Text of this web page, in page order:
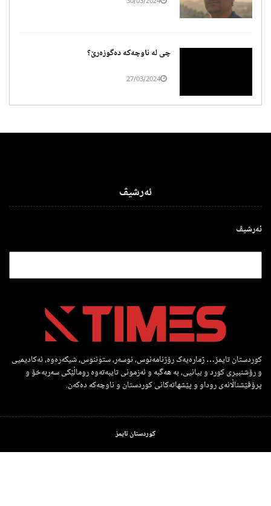
چی لە ناوچەکە دەگوزەرێ؟
27/03/2024
ئەرشیڤ
ئەرشیڤ
کوردستان تایمز… ژمارەیەک رۆژنامەنوس، نوسەر، ستوننوس، شیکەرەوە، ئەکادیمیی
و رۆشنبیری کورد و بیانیی، بە هەگبە و ئەزمونی تایبەتەوە روماڵێکی سەربەخۆ و
پرۆفێشناڵانەی روداو و پێشهاتەکانی کوردستان و ناوچەکە دەکەن.
کوردستان تایمز